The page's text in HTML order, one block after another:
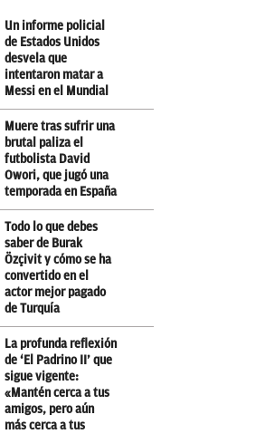
Un informe policial
de Estados Unidos
desvela que
intentaron matar a
Messi en el Mundial
Muere tras sufrir una
brutal paliza el
futbolista David
Owori, que jugó una
temporada en España
Todo lo que debes
saber de Burak
Özçivit y cómo se ha
convertido en el
actor mejor pagado
de Turquía
La profunda reflexión
de ‘El Padrino II’ que
sigue vigente:
«Mantén cerca a tus
amigos, pero aún
más cerca a tus